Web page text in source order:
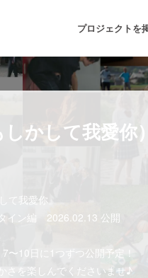
プロジェクトを
注目のリターン注目の
ゲーム・サービス開発
書籍・雑誌出版
しかして我愛
て我愛你』
タイン編 2026.02.13 公開
〜10日に1つずつ公開予定！
さを楽しんでくださいませ♪